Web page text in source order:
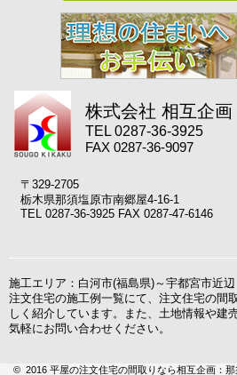
株式会社 相互企画
TEL 0287-36-3925
FAX 0287-36-9097
〒329-2705
栃木県那須塩原市南郷屋4-16-1
TEL 0287-36-3925 FAX 0287-47-6146
施工エリア：白河市(福島県)～宇都宮市近辺
注文住宅の施工例一覧にて、注文住宅の間
しく紹介しています。また、土地情報や建
気軽にお問い合わせください。
© 2016 平屋の注文住宅の間取りなら相互企画：